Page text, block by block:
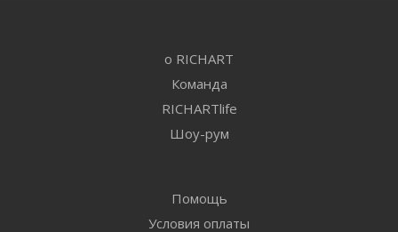
о RICHART
Команда
RICHARTlife
Шоу-рум
Помощь
Условия оплаты